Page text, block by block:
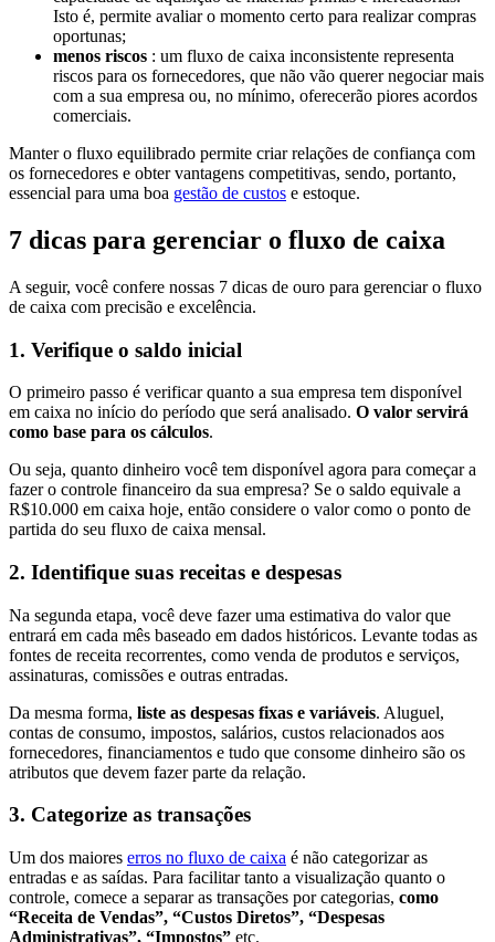
Isto é, permite avaliar o momento certo para realizar compras
oportunas;
menos riscos : um fluxo de caixa inconsistente representa
riscos para os fornecedores, que não vão querer negociar mais
com a sua empresa ou, no mínimo, oferecerão piores acordos
comerciais.
Manter o fluxo equilibrado permite criar relações de confiança com
os fornecedores e obter vantagens competitivas, sendo, portanto,
essencial para uma boa gestão de custos e estoque.
7 dicas para gerenciar o fluxo de caixa
A seguir, você confere nossas 7 dicas de ouro para gerenciar o fluxo
de caixa com precisão e excelência.
1. Verifique o saldo inicial
O primeiro passo é verificar quanto a sua empresa tem disponível
em caixa no início do período que será analisado. O valor servirá
como base para os cálculos.
Ou seja, quanto dinheiro você tem disponível agora para começar a
fazer o controle financeiro da sua empresa? Se o saldo equivale a
R$10.000 em caixa hoje, então considere o valor como o ponto de
partida do seu fluxo de caixa mensal.
2. Identifique suas receitas e despesas
Na segunda etapa, você deve fazer uma estimativa do valor que
entrará em cada mês baseado em dados históricos. Levante todas as
fontes de receita recorrentes, como venda de produtos e serviços,
assinaturas, comissões e outras entradas.
Da mesma forma, liste as despesas fixas e variáveis. Aluguel,
contas de consumo, impostos, salários, custos relacionados aos
fornecedores, financiamentos e tudo que consome dinheiro são os
atributos que devem fazer parte da relação.
3. Categorize as transações
Um dos maiores erros no fluxo de caixa é não categorizar as
entradas e as saídas. Para facilitar tanto a visualização quanto o
controle, comece a separar as transações por categorias, como
“Receita de Vendas”, “Custos Diretos”, “Despesas
Administrativas”, “Impostos” etc.